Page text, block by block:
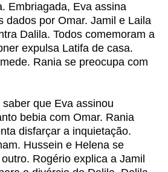
Embriagada, Eva assina
dados por Omar. Jamil e Laila
Dalila. Todos comemoram a
expulsa Latifa de casa.
Rania se preocupa com
que Eva assinou
bebia com Omar. Rania
disfarçar a inquietação.
Hussein e Helena se
Rogério explica a Jamil